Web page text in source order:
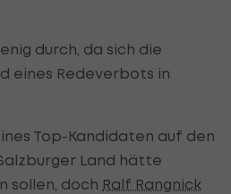
durch, da sich die
eines Redeverbots in
Top-Kandidaten auf den
Land hätte
sollen, doch Ralf Rangnick